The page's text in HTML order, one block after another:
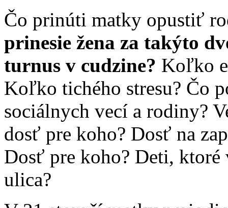
Čo prinúti matky opustiť
prinesie žena za takýto
turnus v cudzine? Koľko
Koľko tichého stresu? Čo
sociálnych vecí a rodiny?
dosť pre koho? Dosť na
Dosť pre koho? Deti,
ulica?